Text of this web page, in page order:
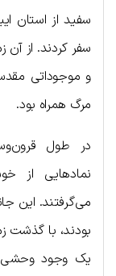
سفید از استان
سفر کردند. از آن
و موجوداتی
مرگ همراه بود.
در طول
نمادهایی از
می‌گرفتند. این
بودند، با گذشت
یک وجود